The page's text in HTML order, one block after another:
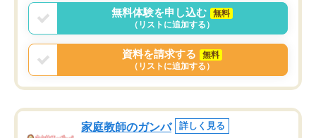
標を見つける事が出来ま
無料体験を申し込む
無料
（リストに追加する）
資料を請求する
無料
（リストに追加する）
家庭教師のガンバ 詳しく見る